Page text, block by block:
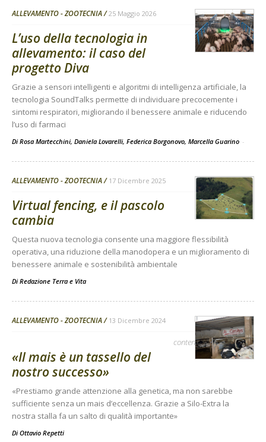
ALLEVAMENTO - ZOOTECNIA 25 Maggio 2026
L’uso della tecnologia in
allevamento: il caso del
progetto Diva
Grazie a sensori intelligenti e algoritmi di intelligenza artificiale, la
tecnologia SoundTalks permette di individuare precocemente i
sintomi respiratori, migliorando il benessere animale e riducendo
l’uso di farmaci
Di Rosa Martecchini, Daniela Lovarelli, Federica Borgonovo, Marcella Guarino -
ALLEVAMENTO - ZOOTECNIA 17 Dicembre 2025
Virtual fencing, e il pascolo
cambia
Questa nuova tecnologia consente una maggiore flessibilità
operativa, una riduzione della manodopera e un miglioramento di
benessere animale e sostenibilità ambientale
Di Redazione Terra e Vita
ALLEVAMENTO - ZOOTECNIA 13 Dicembre 2024
contenuto sponsorizzato
«Il mais è un tassello del
nostro successo»
«Prestiamo grande attenzione alla genetica, ma non sarebbe
sufficiente senza un mais d’eccellenza. Grazie a Silo-Extra la
nostra stalla fa un salto di qualità importante»
Di Ottavio Repetti